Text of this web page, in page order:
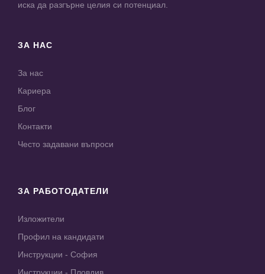
иска да разгърне целия си потенциал.
ЗА НАС
За нас
Кариера
Блог
Контакти
Често задавани въпроси
ЗА РАБОТОДАТЕЛИ
Изложители
Профил на кандидати
Инструкции - София